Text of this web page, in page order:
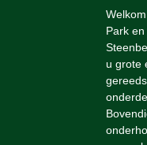
Park
u grote